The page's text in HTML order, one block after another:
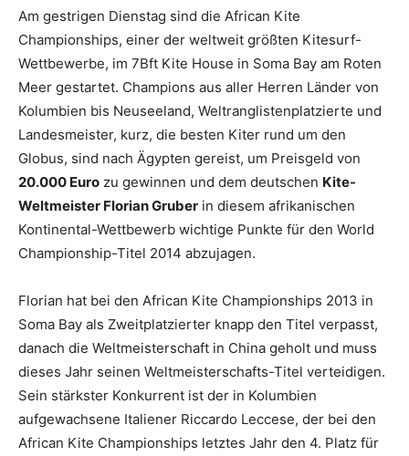
Am gestrigen Dienstag sind die African Kite
Championships, einer der weltweit größten Kitesurf-
Wettbewerbe, im 7Bft Kite House in Soma Bay am Roten
Meer gestartet. Champions aus aller Herren Länder von
Kolumbien bis Neuseeland, Weltranglistenplatzierte und
Landesmeister, kurz, die besten Kiter rund um den
Globus, sind nach Ägypten gereist, um Preisgeld von
20.000 Euro zu gewinnen und dem deutschen Kite-
Weltmeister Florian Gruber in diesem afrikanischen
Kontinental-Wettbewerb wichtige Punkte für den World
Championship-Titel 2014 abzujagen.
Florian hat bei den African Kite Championships 2013 in
Soma Bay als Zweitplatzierter knapp den Titel verpasst,
danach die Weltmeisterschaft in China geholt und muss
dieses Jahr seinen Weltmeisterschafts-Titel verteidigen.
Sein stärkster Konkurrent ist der in Kolumbien
aufgewachsene Italiener Riccardo Leccese, der bei den
African Kite Championships letztes Jahr den 4. Platz für